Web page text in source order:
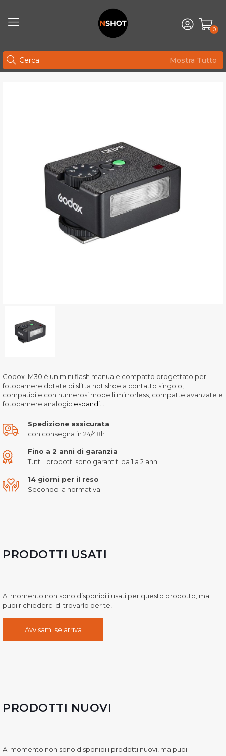
0
Mostra Tutto
Godox iM30 è un mini flash manuale compatto progettato per
fotocamere dotate di slitta hot shoe a contatto singolo,
compatibile con numerosi modelli mirrorless, compatte avanzate e
fotocamere analogic espandi...
Spedizione assicurata
con consegna in 24/48h
Fino a 2 anni di garanzia
Tutti i prodotti sono garantiti da 1 a 2 anni
14 giorni per il reso
Secondo la normativa
PRODOTTI USATI
Al momento non sono disponibili usati per questo prodotto, ma
puoi richiederci di trovarlo per te!
Avvisami se arriva
PRODOTTI NUOVI
Al momento non sono disponibili prodotti nuovi, ma puoi